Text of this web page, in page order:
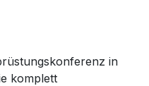
in
komplett